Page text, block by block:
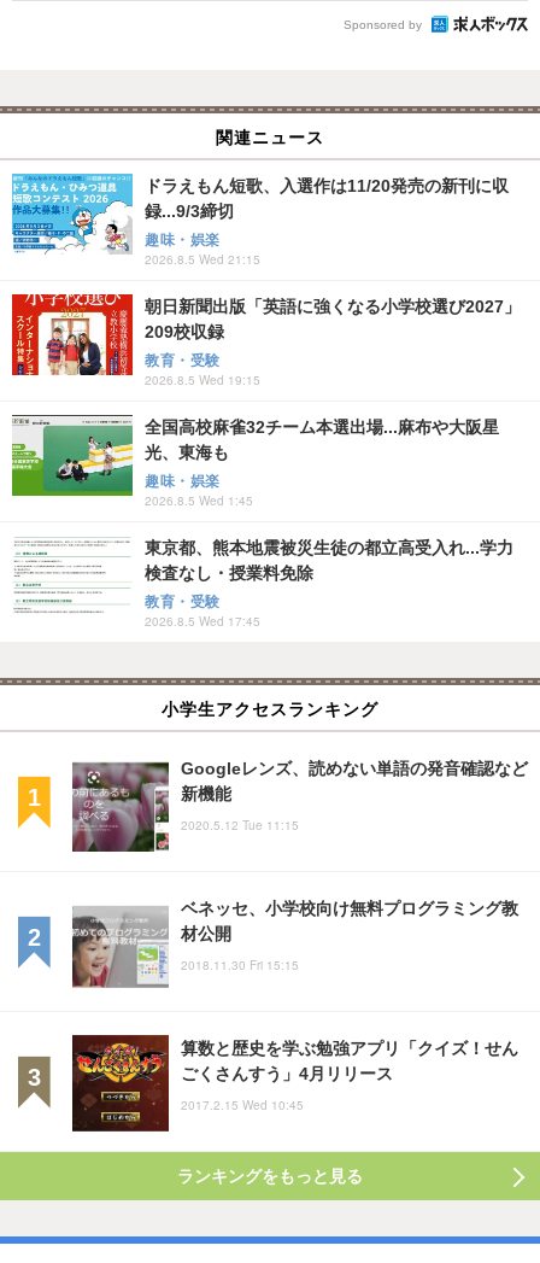
Sponsored by
関連ニュース
ドラえもん短歌、入選作は11/20発売の新刊に収
録...9/3締切
趣味・娯楽
2026.8.5 Wed 21:15
朝日新聞出版「英語に強くなる小学校選び2027」
209校収録
教育・受験
2026.8.5 Wed 19:15
全国高校麻雀32チーム本選出場...麻布や大阪星
光、東海も
趣味・娯楽
2026.8.5 Wed 1:45
東京都、熊本地震被災生徒の都立高受入れ...学力
検査なし・授業料免除
教育・受験
2026.8.5 Wed 17:45
小学生アクセスランキング
Googleレンズ、読めない単語の発音確認など
新機能
2020.5.12 Tue 11:15
ベネッセ、小学校向け無料プログラミング教
材公開
2018.11.30 Fri 15:15
算数と歴史を学ぶ勉強アプリ「クイズ！せん
ごくさんすう」4月リリース
2017.2.15 Wed 10:45
ランキングをもっと見る